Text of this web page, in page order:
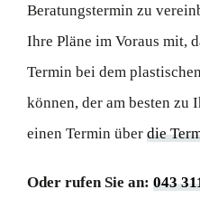
Beratungstermin zu
Ihre Pläne im Voraus mit,
Termin bei dem
können, der am besten zu
einen Termin über die
Oder rufen Sie an: 043